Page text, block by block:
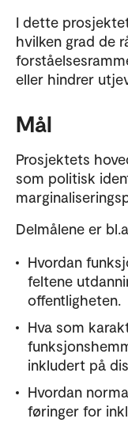
I dette
hvilken grad de
eller hindrer
Mål
Prosjektets
som politisk
Delmålene er
Hvordan
feltene
offentligheten.
Hva som
inkludert på
Hvordan
føringer for